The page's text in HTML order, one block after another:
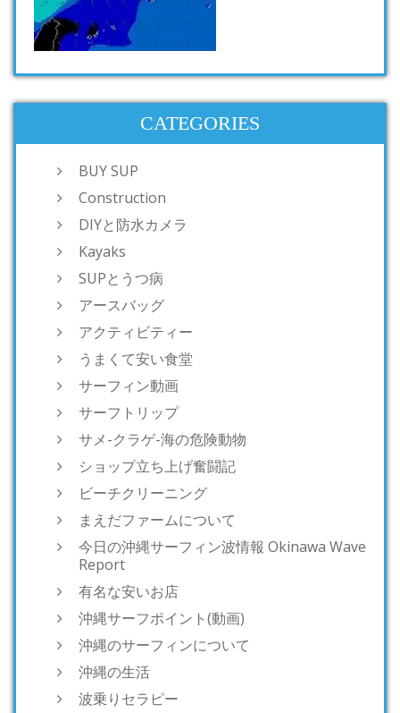
CATEGORIES
BUY SUP
Construction
DIYと防水カメラ
Kayaks
SUPとうつ病
アースバッグ
アクティビティー
うまくて安い食堂
サーフィン動画
サーフトリップ
サメ-クラゲ-海の危険動物
ショップ立ち上げ奮闘記
ビーチクリーニング
まえだファームについて
今日の沖縄サーフィン波情報 Okinawa Wave
Report
有名な安いお店
沖縄サーフポイント(動画)
沖縄のサーフィンについて
沖縄の生活
波乗りセラピー